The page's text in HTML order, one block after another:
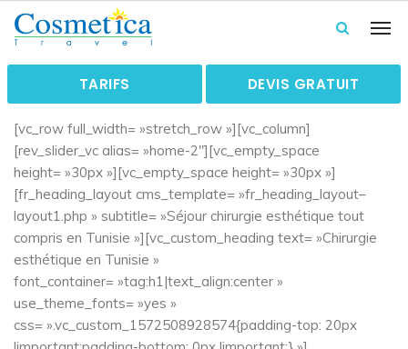
TARIFS DEVIS GRATUIT
[vc_row full_width= »stretch_row »][vc_column]
[rev_slider_vc alias= »home-2″][vc_empty_space
height= »30px »][vc_empty_space height= »30px »]
[fr_heading_layout cms_template= »fr_heading_layout–
layout1.php » subtitle= »Séjour chirurgie esthétique tout
compris en Tunisie »][vc_custom_heading text= »Chirurgie
esthétique en Tunisie »
font_container= »tag:h1|text_align:center »
use_theme_fonts= »yes »
css= ».vc_custom_1572508928574{padding-top: 20px